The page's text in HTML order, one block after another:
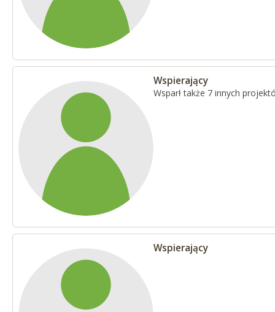
Wspierający
Wsparł także 7 innych
Wspierający